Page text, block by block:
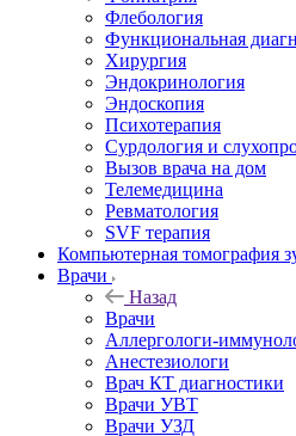
Флебология
Функциональная
Хирургия
Эндокринология
Эндоскопия
Психотерапия
Сурдология и
Вызов врача на дом
Телемедицина
Ревматология
SVF терапия
Компьютерная томография
Врачи
Назад
Врачи
Аллергологи-
Анестезиологи
Врач КТ диагностики
Врачи УВТ
Врачи УЗД